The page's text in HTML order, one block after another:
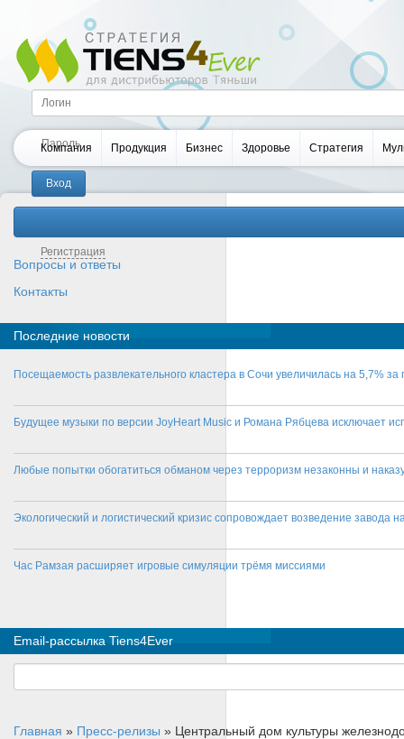
Регистрация
Компания Продукция Бизнес Здоровье Стратегия
Вопросы и ответы
Контакты
Последние новости
Посещаемость развлекательного кластера в Сочи увеличилась на 5,7% за
Будущее музыки по версии JoyHeart Music и Романа Рябцева исключает
Любые попытки обогатиться обманом через терроризм незаконны и
Экологический и логистический кризис сопровождает возведение завода
Час Рамзая расширяет игровые симуляции трёмя миссиями
Email-рассылка Tiens4Ever
Главная » Пресс-релизы » Центральный дом культуры